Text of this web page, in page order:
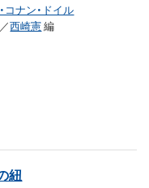
コナン・ドイル
／西崎憲編
紐